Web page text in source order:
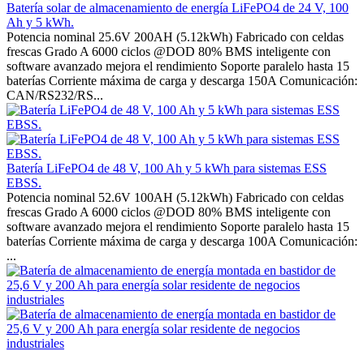
Batería solar de almacenamiento de energía LiFePO4 de 24 V, 100
Ah y 5 kWh.
Potencia nominal 25.6V 200AH (5.12kWh) Fabricado con celdas
frescas Grado A 6000 ciclos @DOD 80% BMS inteligente con
software avanzado mejora el rendimiento Soporte paralelo hasta 15
baterías Corriente máxima de carga y descarga 150A Comunicación:
CAN/RS232/RS...
Batería LiFePO4 de 48 V, 100 Ah y 5 kWh para sistemas ESS
EBSS.
Potencia nominal 52.6V 100AH (5.12kWh) Fabricado con celdas
frescas Grado A 6000 ciclos @DOD 80% BMS inteligente con
software avanzado mejora el rendimiento Soporte paralelo hasta 15
baterías Corriente máxima de carga y descarga 100A Comunicación:
...